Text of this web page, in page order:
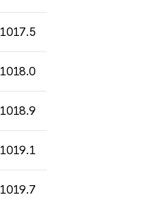
1017.5
1018.0
1018.9
1019.1
1019.7